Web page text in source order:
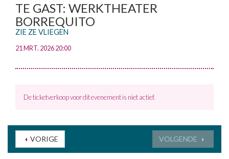
TE GAST: WERKTHEATER
BORREQUITO
ZIE ZE VLIEGEN
21 MRT. 2026 20:00
De ticketverkoop voor dit evenement is niet actief.
VORIGE VOLGENDE